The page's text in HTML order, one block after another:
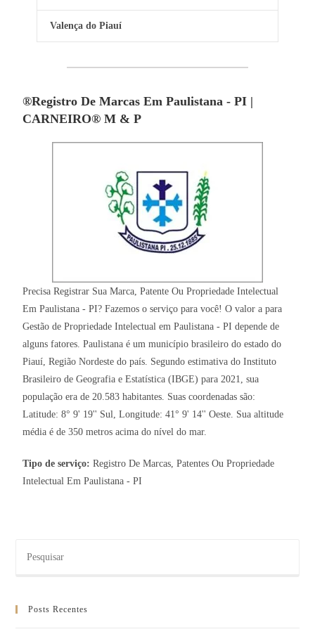
Valença do Piauí
®Registro De Marcas Em Paulistana - PI |
CARNEIRO® M & P
Precisa Registrar Sua Marca, Patente Ou Propriedade Intelectual
Em Paulistana - PI? Fazemos o serviço para você! O valor a para
Gestão de Propriedade Intelectual em Paulistana - PI depende de
alguns fatores. Paulistana é um município brasileiro do estado do
Piauí, Região Nordeste do país. Segundo estimativa do Instituto
Brasileiro de Geografia e Estatística (IBGE) para 2021, sua
população era de 20.583 habitantes. Suas coordenadas são:
Latitude: 8° 9' 19'' Sul, Longitude: 41° 9' 14'' Oeste. Sua altitude
média é de 350 metros acima do nível do mar.
Tipo de serviço:Registro De Marcas, Patentes Ou Propriedade
Intelectual Em Paulistana - PI
Posts Recentes